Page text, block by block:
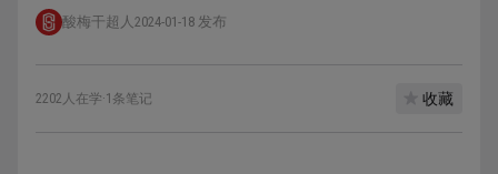
酸梅干超人 2024-01-18 发布
2202人在学·1条笔记 收藏